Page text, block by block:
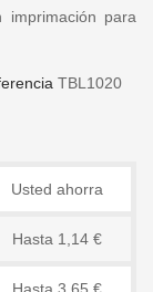
para
TBL1020
Usted ahorra
Hasta 1,14 €
Hasta 3,65 €